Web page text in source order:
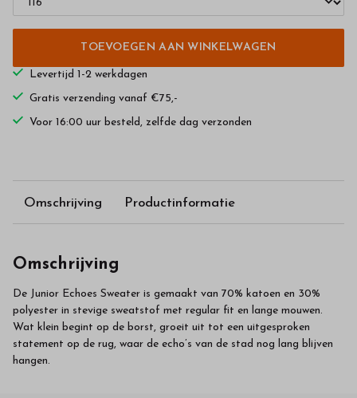
TOEVOEGEN AAN WINKELWAGEN
Levertijd 1-2 werkdagen
Gratis verzending vanaf €75,-
Voor 16:00 uur besteld, zelfde dag verzonden
Omschrijving Productinformatie
Omschrijving
De Junior Echoes Sweater is gemaakt van 70% katoen en 30%
polyester in stevige sweatstof met regular fit en lange mouwen.
Wat klein begint op de borst, groeit uit tot een uitgesproken
statement op de rug, waar de echo’s van de stad nog lang blijven
hangen.